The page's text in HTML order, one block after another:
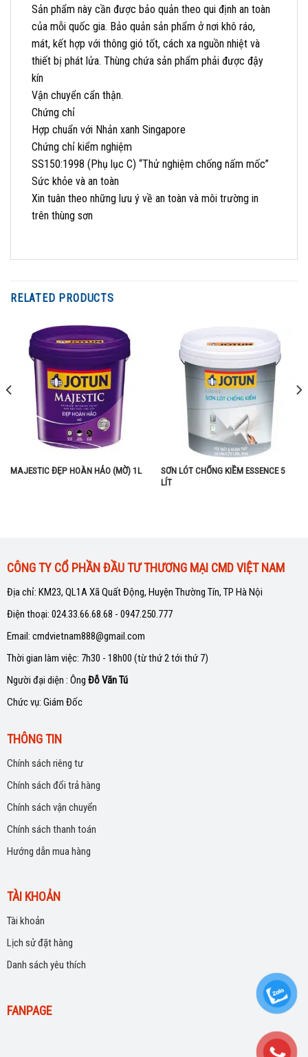
Sản phẩm này cần được bảo quản theo qui định an toàn
của mỗi quốc gia. Bảo quản sản phẩm ở nơi khô ráo,
mát, kết hợp với thông gió tốt, cách xa nguồn nhiệt và
thiết bị phát lửa. Thùng chứa sản phẩm phải được đậy
kín
Vận chuyển cẩn thận.
Chứng chỉ
Hợp chuẩn với Nhản xanh Singapore
Chứng chỉ kiểm nghiệm
SS150:1998 (Phụ lục C) “Thử nghiệm chống nấm mốc”
Sức khỏe và an toàn
Xin tuân theo những lưu ý về an toàn và môi trường in
trên thùng sơn
RELATED PRODUCTS
MAJESTIC ĐẸP HOÀN HẢO (MỜ) 1L
SƠN LÓT CHỐNG KIỀM ESSENCE 5
LÍT
CÔNG TY CỔ PHẦN ĐẦU TƯ THƯƠNG MẠI CMD VIỆT NAM
Địa chỉ: KM23, QL1A Xã Quất Động, Huyện Thường Tín, TP Hà Nội
Điện thoại: 024.33.66.68.68 - 0947.250.777
Email: cmdvietnam888@gmail.com
Thời gian làm việc: 7h30 - 18h00 (từ thứ 2 tới thứ 7)
Người đại diện : Ông Đỗ Văn Tú
Chức vụ: Giám Đốc
THÔNG TIN
Chính sách riêng tư
Chính sách đổi trả hàng
Chính sách vận chuyển
Chính sách thanh toán
Hướng dẫn mua hàng
TÀI KHOẢN
Tài khoản
Lịch sử đặt hàng
Danh sách yêu thích
FANPAGE